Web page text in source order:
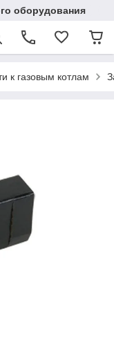
оборудования
к газовым котлам